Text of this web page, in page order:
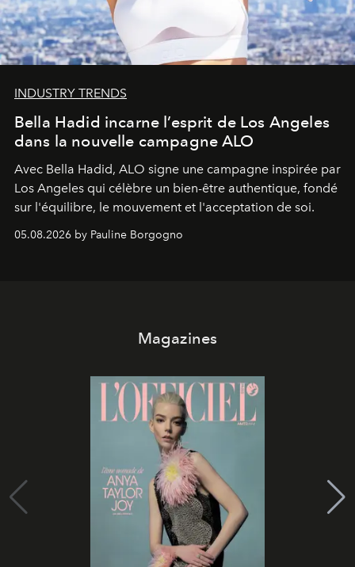
INDUSTRY TRENDS
Bella Hadid incarne l’esprit de Los Angeles
dans la nouvelle campagne ALO
Avec Bella Hadid, ALO signe une campagne inspirée par
Los Angeles qui célèbre un bien-être authentique, fondé
sur l'équilibre, le mouvement et l'acceptation de soi.
05.08.2026 by Pauline Borgogno
Magazines